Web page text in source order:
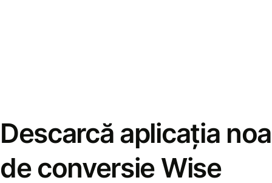
Descarcă aplicația
de conversie Wise